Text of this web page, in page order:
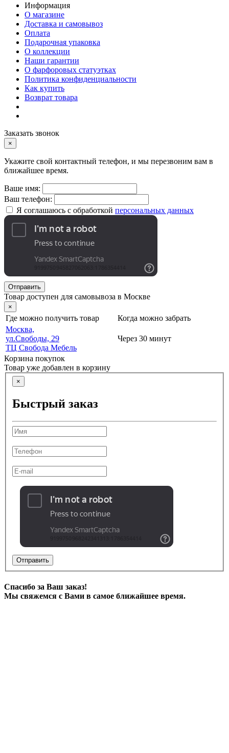
Информация
О магазине
Доставка и самовывоз
Оплата
Подарочная упаковка
О коллекции
Наши гарантии
О фарфоровых статуэтках
Политика конфиденциальности
Как купить
Возврат товара
Заказать звонок
×
Укажите свой контактный телефон, и мы перезвоним вам в
ближайшее время.
Ваше имя:
Ваш телефон:
Я соглашаюсь с обработкой персональных данных
Отправить
Товар доступен для самовывоза в Москве
×
Где можно получить товар
Когда можно забрать
Москва,
ул.Свободы, 29
ТЦ Свобода Мебель
Через 30 минут
Корзина покупок
Товар уже добавлен в корзину
×
Быстрый заказ
Отправить
Спасибо за Ваш заказ!
Мы свяжемся с Вами в самое ближайшее время.